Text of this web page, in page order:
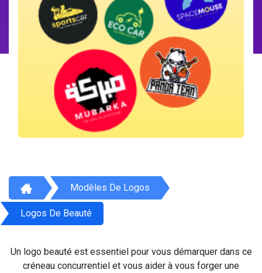
Modèles De Logos
Logos De Beauté
Un logo beauté est essentiel pour vous démarquer dans ce
créneau concurrentiel et vous aider à vous forger une